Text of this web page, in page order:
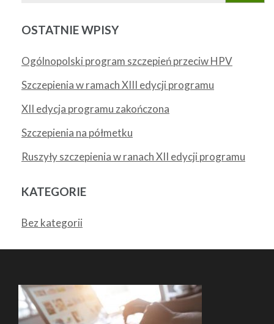
OSTATNIE WPISY
Ogólnopolski program szczepień przeciw HPV
Szczepienia w ramach XIII edycji programu
XII edycja programu zakończona
Szczepienia na półmetku
Ruszyły szczepienia w ranach XII edycji programu
KATEGORIE
Bez kategorii